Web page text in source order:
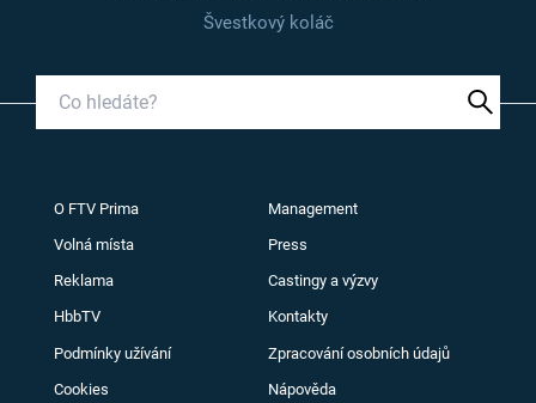
Švestkový koláč
O FTV Prima Management
Volná místa Press
Reklama Castingy a výzvy
HbbTV Kontakty
Podmínky užívání Zpracování osobních údajů
Cookies Nápověda